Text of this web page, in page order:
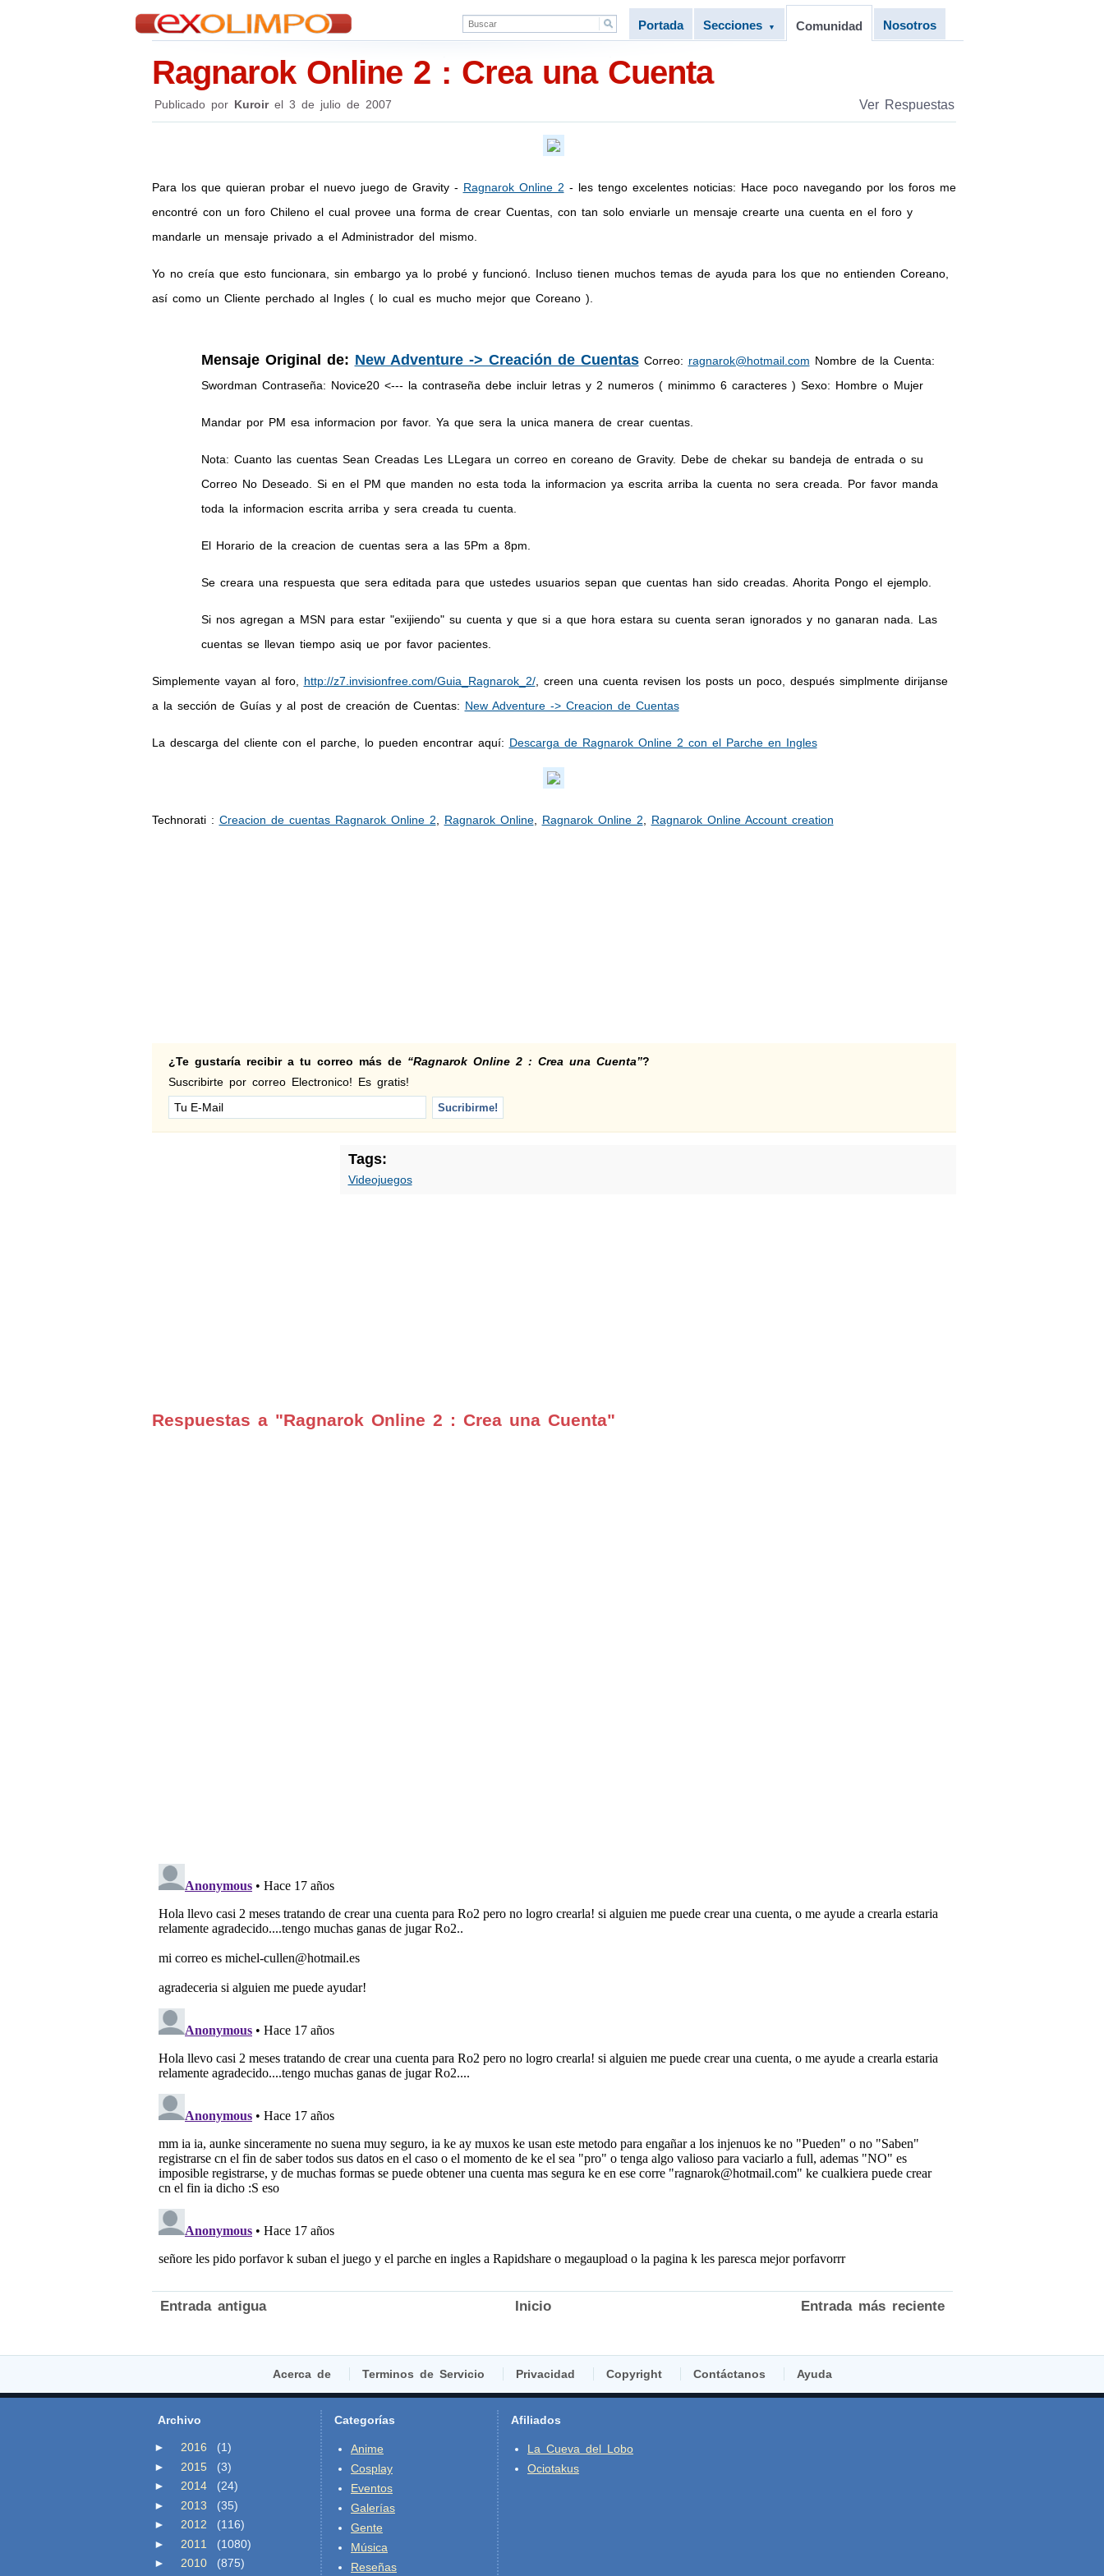
Portada Secciones ▼ Comunidad Nosotros
Ragnarok Online 2 : Crea una Cuenta
Publicado por Kuroirel 3 de julio de 2007 Ver Respuestas
Para los que quieran probar el nuevo juego de Gravity - Ragnarok Online 2 - les tengo excelentes noticias: Hace poco navegando por los foros me
encontré con un foro Chileno el cual provee una forma de crear Cuentas, con tan solo enviarle un mensaje crearte una cuenta en el foro y
mandarle un mensaje privado a el Administrador del mismo.
Yo no creía que esto funcionara, sin embargo ya lo probé y funcionó. Incluso tienen muchos temas de ayuda para los que no entienden Coreano,
así como un Cliente perchado al Ingles ( lo cual es mucho mejor que Coreano ).
Mensaje Original de: New Adventure -> Creación de CuentasCorreo: ragnarok@hotmail.com Nombre de la Cuenta:
Swordman Contraseña: Novice20 <--- la contraseña debe incluir letras y 2 numeros ( minimmo 6 caracteres ) Sexo: Hombre o Mujer
Mandar por PM esa informacion por favor. Ya que sera la unica manera de crear cuentas.
Nota: Cuanto las cuentas Sean Creadas Les LLegara un correo en coreano de Gravity. Debe de chekar su bandeja de entrada o su
Correo No Deseado. Si en el PM que manden no esta toda la informacion ya escrita arriba la cuenta no sera creada. Por favor manda
toda la informacion escrita arriba y sera creada tu cuenta.
El Horario de la creacion de cuentas sera a las 5Pm a 8pm.
Se creara una respuesta que sera editada para que ustedes usuarios sepan que cuentas han sido creadas. Ahorita Pongo el ejemplo.
Si nos agregan a MSN para estar "exijiendo" su cuenta y que si a que hora estara su cuenta seran ignorados y no ganaran nada. Las
cuentas se llevan tiempo asiq ue por favor pacientes.
Simplemente vayan al foro, http://z7.invisionfree.com/Guia_Ragnarok_2/, creen una cuenta revisen los posts un poco, después simplmente dirijanse
a la sección de Guías y al post de creación de Cuentas: New Adventure -> Creacion de Cuentas
La descarga del cliente con el parche, lo pueden encontrar aquí: Descarga de Ragnarok Online 2 con el Parche en Ingles
Technorati: Creacion de cuentas Ragnarok Online 2 Ragnarok Online, Ragnarok Online 2 Ragnarok Online Account creation
¿Te gustaría recibir a tu correo más de “Ragnarok Online 2 : Crea una Cuenta”?
Suscribirte por correo Electronico! Es gratis!
Tags:
Videojuegos
Respuestas a "Ragnarok Online 2 : Crea una Cuenta"
Entrada más reciente
Entrada antigua Inicio
Acerca de Terminos de Servicio Privacidad Copyright Contáctanos Ayuda
Archivo
► 2016
(1)
►
2015
(3)
►
2014
(24)
►
2013
(35)
►
2012
(116)
►
2011
(1080)
►
2010
(875)
Categorías
Anime
Cosplay
Eventos
Galerías
Gente
Música
Reseñas
Afiliados
La Cueva del Lobo
Ociotakus